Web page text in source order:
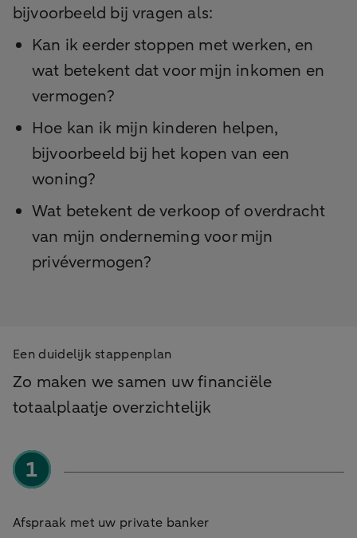
bijvoorbeeld bij vragen als:
Kan ik eerder stoppen met werken, en
wat betekent dat voor mijn inkomen en
vermogen?
Hoe kan ik mijn kinderen helpen,
bijvoorbeeld bij het kopen van een
woning?
Wat betekent de verkoop of overdracht
van mijn onderneming voor mijn
privévermogen?
Een duidelijk stappenplan
Zo maken we samen uw financiële
totaalplaatje overzichtelijk
Afspraak met uw private banker